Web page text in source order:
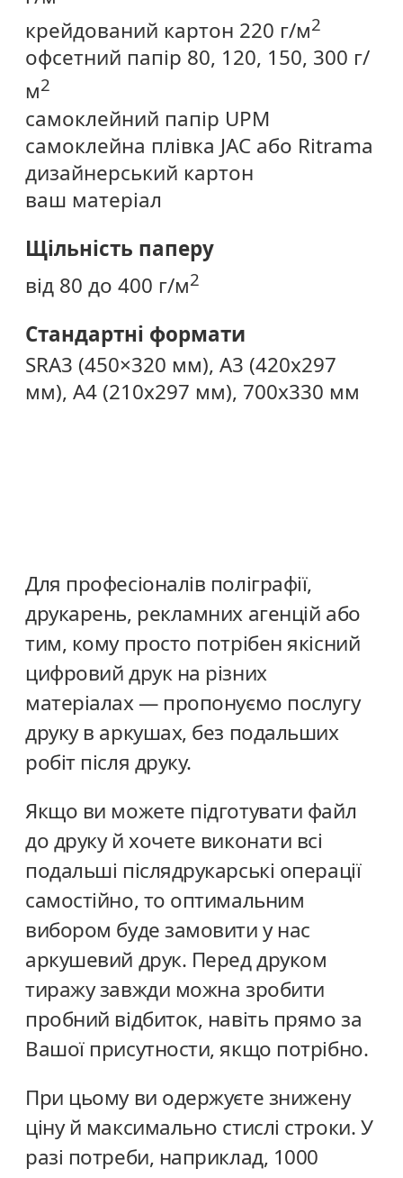
Для професіоналів поліграфії,
друкарень, рекламних агенцій або
тим, кому просто потрібен якісний
цифровий друк на різних
матеріалах — пропонуємо послугу
друку в аркушах, без подальших
робіт після друку.
Якщо ви можете підготувати файл
до друку й хочете виконати всі
подальші післядрукарські операції
самостійно, то оптимальним
вибором буде замовити у нас
аркушевий друк. Перед друком
тиражу завжди можна зробити
пробний відбиток, навіть прямо за
Вашої присутности, якщо потрібно.
При цьому ви одержуєте знижену
ціну й максимально стислі строки. У
разі потреби, наприклад, 1000
крейдований картон 220 г/м2
офсетний папір 80, 120, 150, 300 г/
м2
самоклейний папір UPМ
самоклейна плівка JAC або Ritrama
дизайнерський картон
ваш матеріал
Щільність паперу
від 80 до 400 г/м2
Стандартні формати
SRA3 (450×320 мм), A3 (420х297
мм), А4 (210х297 мм), 700х330 мм